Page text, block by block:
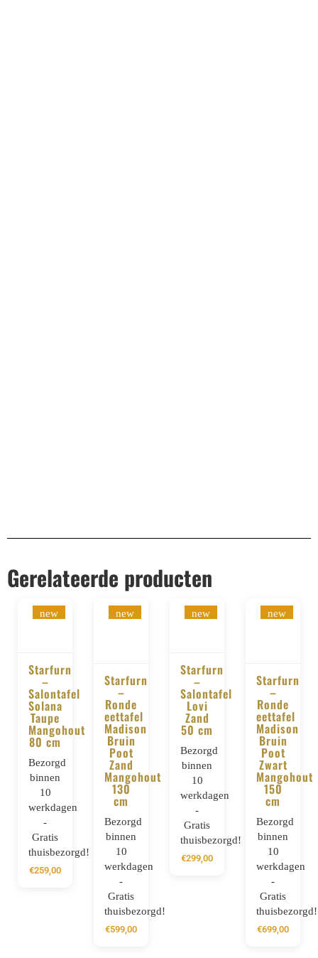
Gerelateerde producten
BESTELLEN
new
Starfurn
–
Salontafel
Solana
Taupe
Mangohout
80 cm
Bezorgd
binnen
10
werkdagen
-
Gratis
thuisbezorgd!
€259,00
BESTELLEN
new
Starfurn
–
Ronde
eettafel
Madison
Bruin
Poot
Zand
Mangohout
130
cm
Bezorgd
binnen
10
werkdagen
-
Gratis
thuisbezorgd!
€599,00
BESTELLEN
new
Starfurn
–
Salontafel
Lovi
Zand
50 cm
Bezorgd
binnen
10
werkdagen
-
Gratis
thuisbezorgd!
€299,00
BESTELLEN
new
Starfurn
–
Ronde
eettafel
Madison
Bruin
Poot
Zwart
Mangohout
150
cm
Bezorgd
binnen
10
werkdagen
-
Gratis
thuisbezorgd!
€699,00